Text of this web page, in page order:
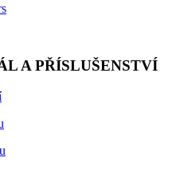
A PŘÍSLUŠENSTVÍ